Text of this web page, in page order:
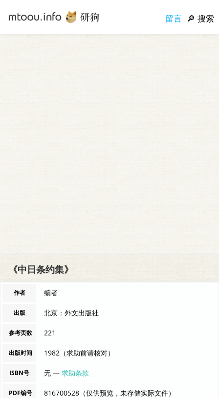
留言 搜索
《中日条约集》
作者 编者
出版 北京：外文出版社
参考页数 221
出版时间 1982（求助前请核对）
ISBN号 无 —求助条款
PDF编号 816700528（仅供预览，未存储实际文件）